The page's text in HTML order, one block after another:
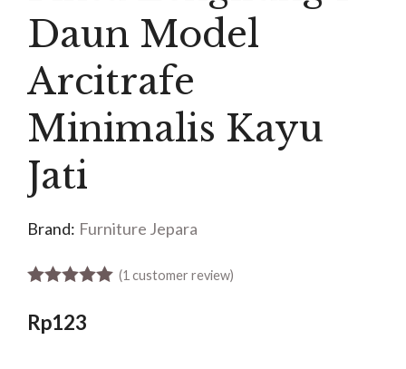
Daun Model
Arcitrafe
Minimalis Kayu
Jati
Brand: Furniture Jepara
(1 customer review)
Rp123